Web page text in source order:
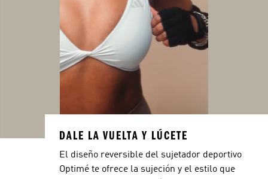
DALE LA VUELTA Y LÚCETE
El diseño reversible del sujetador deportivo
Optimé te ofrece la sujeción y el estilo que